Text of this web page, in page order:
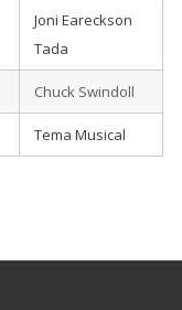
Joni Eareckson
Tada
Chuck Swindoll
Tema Musical